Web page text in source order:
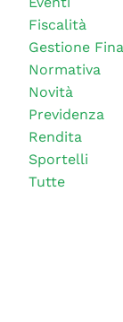
Fiscalità
Gestione
Normativa
Novità
Previdenza
Rendita
Sportelli
Tutte